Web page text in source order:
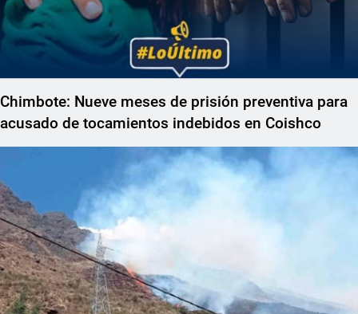
Chimbote: Nueve meses de prisión preventiva para
acusado de tocamientos indebidos en Coishco